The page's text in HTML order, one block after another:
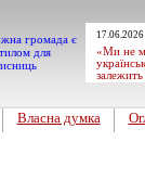
«Ми не
Власна думка